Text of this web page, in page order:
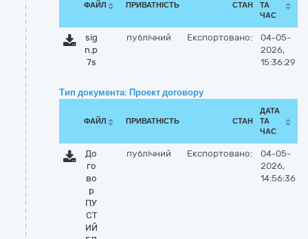
ФАЙЛ ПРИВАТНІСТЬ СТАН
ТА
ЧАС
sig
n.p
7s
публічний Експортовано:
04-05-
2026,
15:36:29
Тип документа: Проект договору
ФАЙЛ ПРИВАТНІСТЬ СТАН
ДАТА
ТА
ЧАС
До
го
во
р
ПУ
СТ
ИЙ
публічний Експортовано:
04-05-
2026,
14:56:36